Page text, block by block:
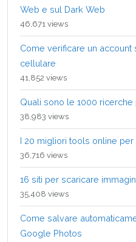
Web e sul Dark Web
46,671 views
Come verificare un
cellulare
41,852 views
Quali sono le 1000
38,983 views
I 20 migliori tools online
36,716 views
16 siti per scaricare
35,408 views
Come salvare
Google Photos